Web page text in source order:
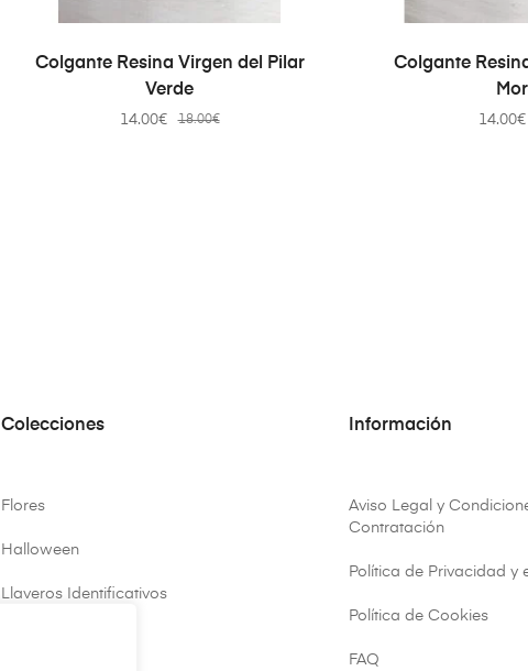
AÑADIR AL CARRITO
Colgante Resina Virgen del Pilar
Verde
18.00€
14.00€
AÑADIR
Colgante
14.00€
Colecciones
Flores
Halloween
Llaveros Identificativos
Información
Aviso Legal y
Contratación
Política de Privacidad y
Política de Cookies
FAQ